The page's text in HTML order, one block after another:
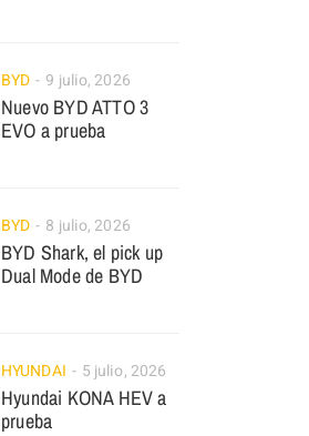
BYD 9 julio, 2026
Nuevo BYD ATTO 3
EVO a prueba
BYD 8 julio, 2026
BYD Shark, el pick up
Dual Mode de BYD
HYUNDAI 5 julio, 2026
Hyundai KONA HEV a
prueba